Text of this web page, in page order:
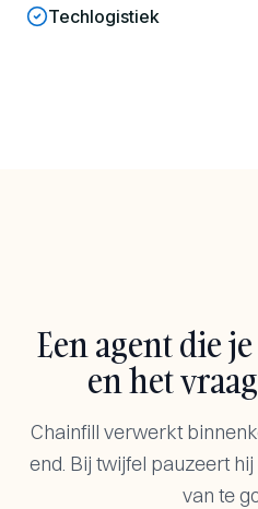
Techlogistiek
Een agent die
en het
Chainfill verwerkt
end. Bij twijfel pauzeert
van te